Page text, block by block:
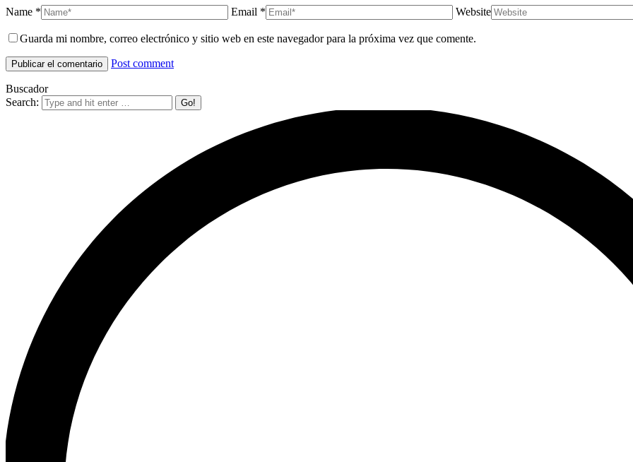
Name * Email * Website
Guarda mi nombre, correo electrónico y sitio web en este navegador para la próxima vez que comente.
Post comment
Buscador
Search: